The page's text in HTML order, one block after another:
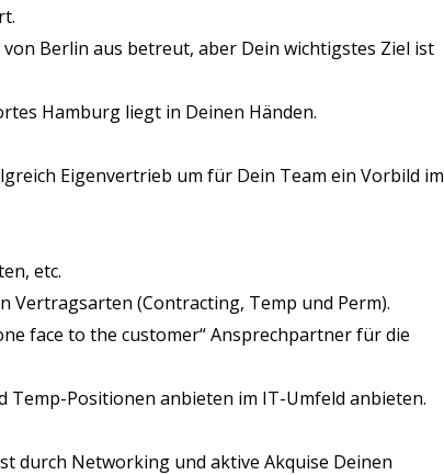
Berlin aus betreut, aber Dein wichtigstes Ziel ist
Hamburg liegt in Deinen Händen.
Eigenvertrieb um für Dein Team ein Vorbild im
etc.
Vertragsarten (Contracting, Temp und Perm).
face to the customer“ Ansprechpartner für die
Temp-Positionen anbieten im IT-Umfeld anbieten.
durch Networking und aktive Akquise Deinen